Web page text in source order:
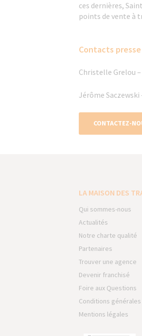
ces dernières,
points de vente à
Contacts presse
Christelle Grelou –
Jérôme Saczewski
CONTACTEZ-
LA MAISON DES
Qui sommes-nous
Actualités
Notre charte qualité
Partenaires
Trouver une agence
Devenir franchisé
Foire aux Questions
Conditions
Mentions légales